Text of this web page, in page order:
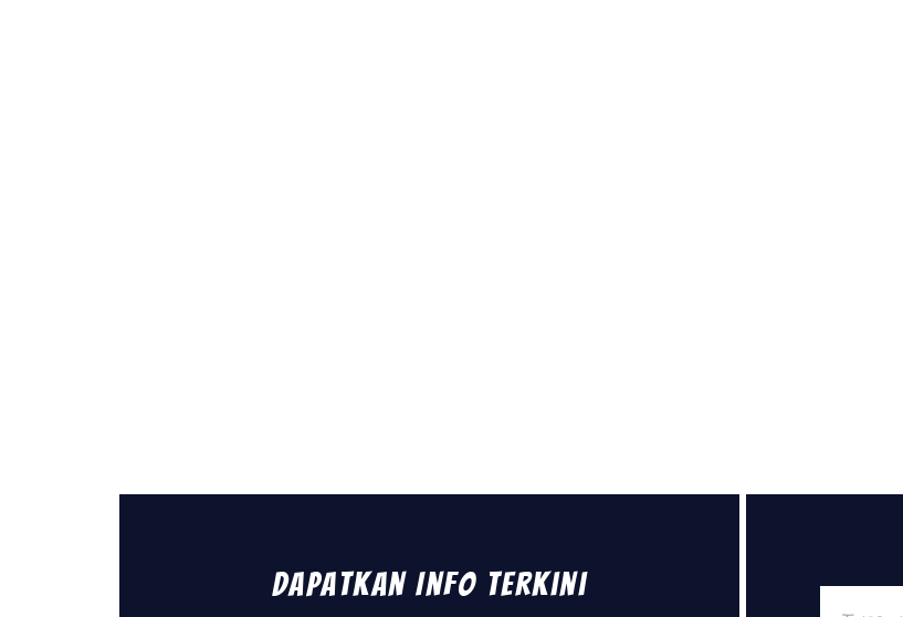
Dapatkan Info Terkini